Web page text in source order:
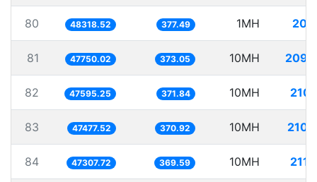
80 48318.52 377.49 1MH
81 47750.02 373.05 10MH
82 47595.25 371.84 10MH
83 47477.52 370.92 10MH
84 47307.72 369.59 10MH